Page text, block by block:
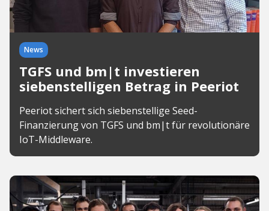
News
TGFS und bm|t investieren
siebenstelligen Betrag in Peeriot
Peeriot sichert sich siebenstellige Seed-
Finanzierung von TGFS und bm|t für revolutionäre
IoT-Middleware.